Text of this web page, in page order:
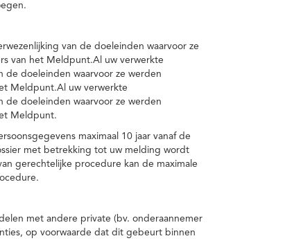
van de doeleinden waarvoor ze
van het Meldpunt.Al uw verwerkte
doeleinden waarvoor ze werden
Meldpunt.Al uw verwerkte
doeleinden waarvoor ze werden
Meldpunt.
maximaal 10 jaar vanaf de
met betrekking tot uw melding wordt
gerechtelijke procedure kan de maximale
met andere private (bv. onderaannemer
op voorwaarde dat dit gebeurt binnen